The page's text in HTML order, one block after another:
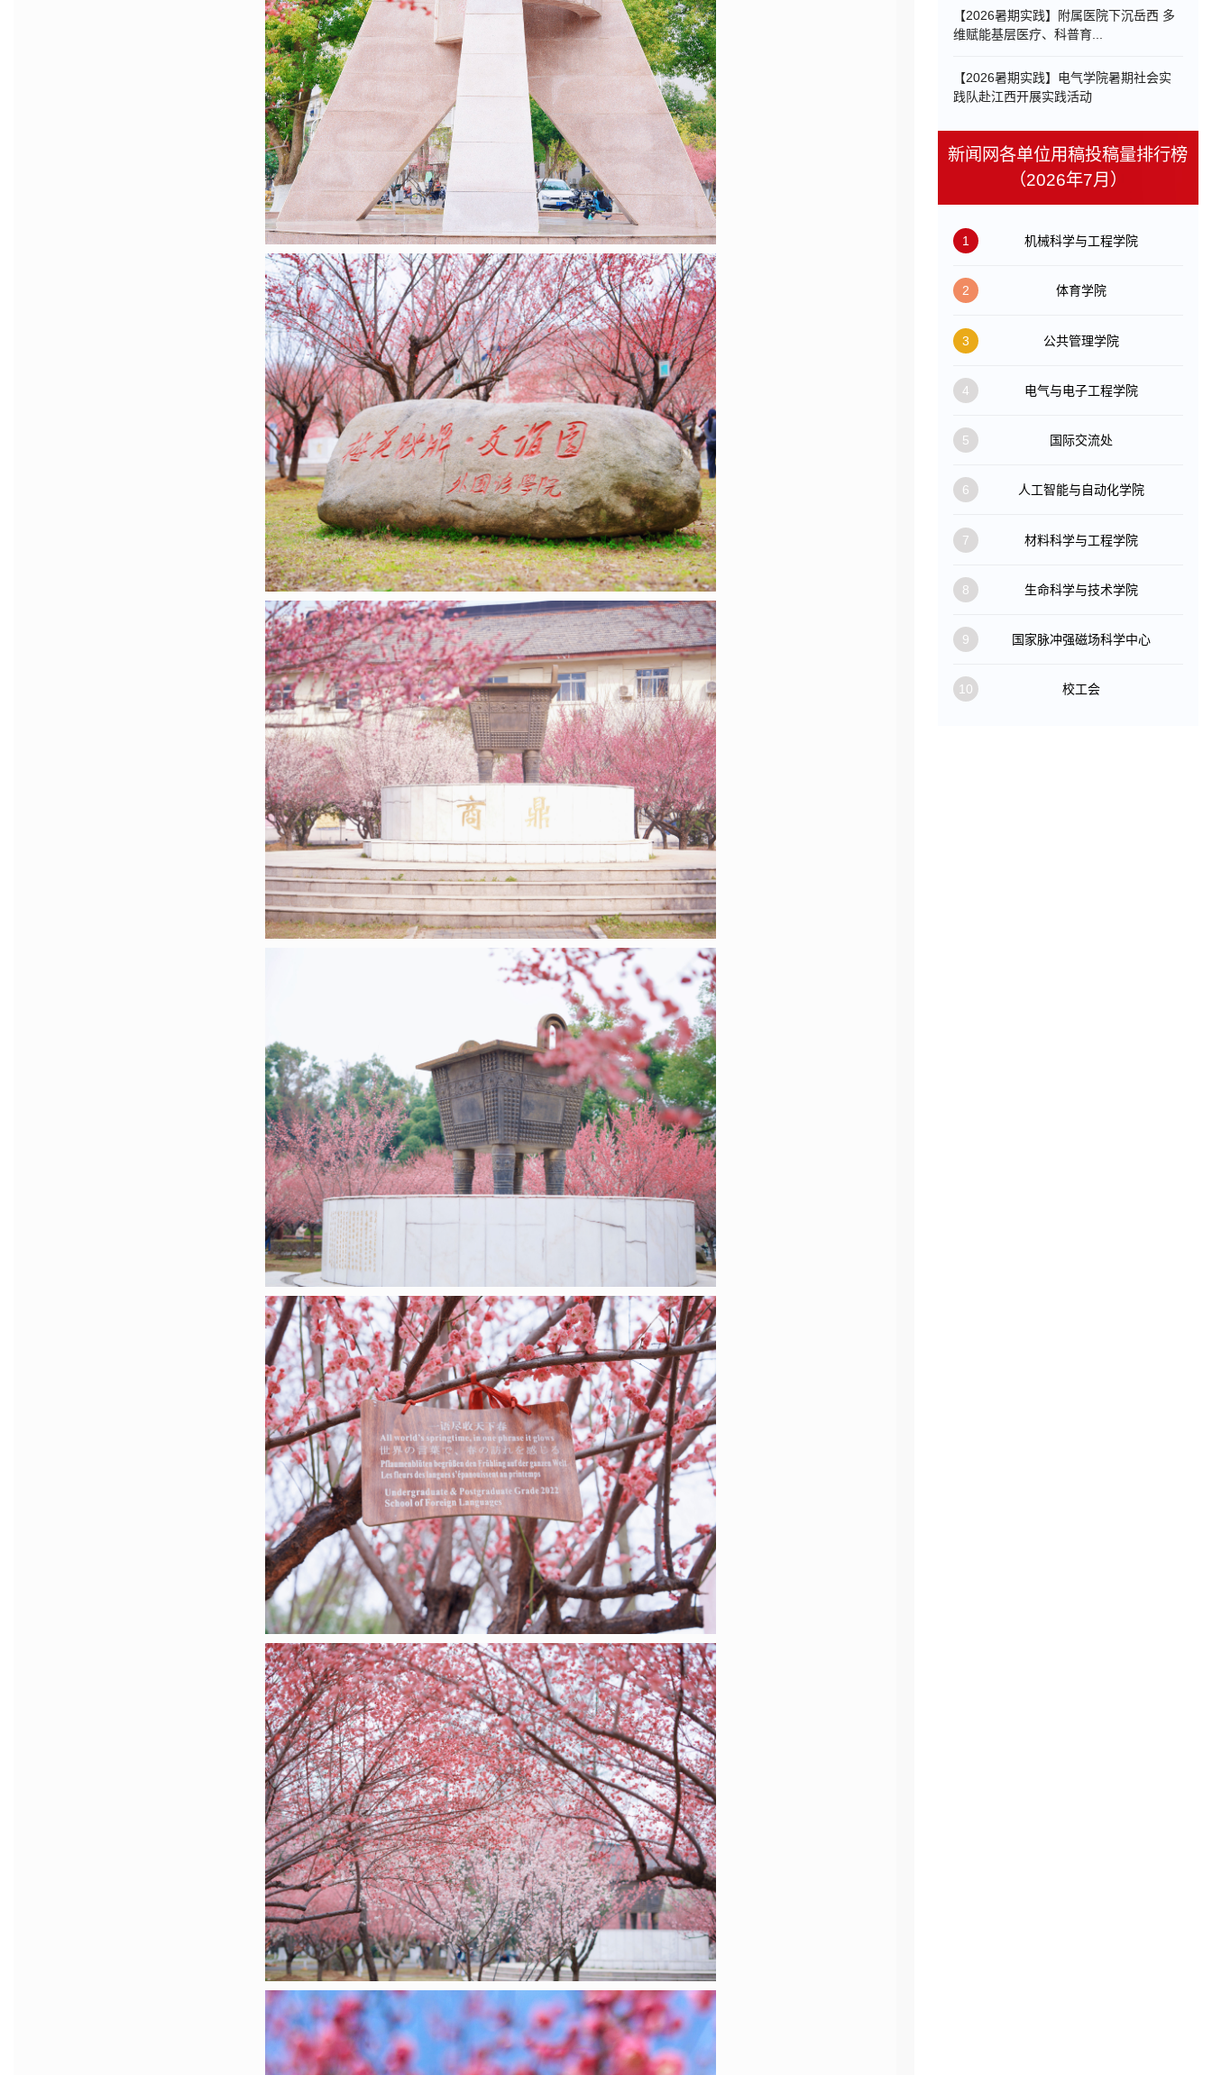
【2026暑期实践】附属医院下沉岳西 多
维赋能基层医疗、科普育...
【2026暑期实践】电气学院暑期社会实
践队赴江西开展实践活动
新闻网各单位用稿投稿量排行榜
（2026年7月）
1 机械科学与工程学院
2 体育学院
3 公共管理学院
4 电气与电子工程学院
5 国际交流处
6 人工智能与自动化学院
7 材料科学与工程学院
8 生命科学与技术学院
9 国家脉冲强磁场科学中心
10 校工会